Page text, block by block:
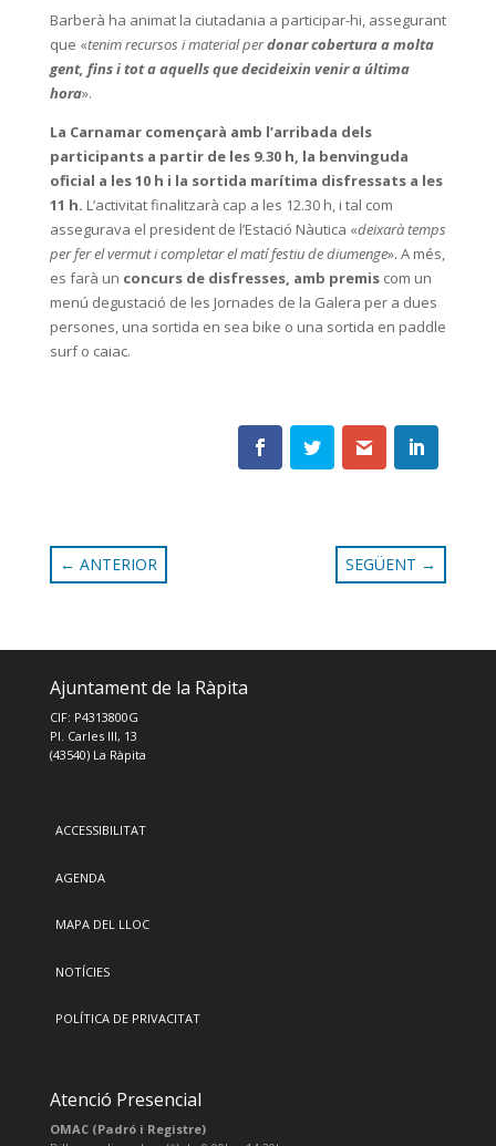
Barberà ha animat la ciutadania a participar-hi, assegurant
que «tenim recursos i material perdonar cobertura a molta
gent, fins i tot a aquells que decideixin venir a última
hora».
La Carnamar començarà amb l’arribada dels
participants a partir de les 9.30 h, la benvinguda
oficial a les 10 h i la sortida marítima disfressats a les
11 h. L’activitat finalitzarà cap a les 12.30 h, i tal com
assegurava el president de l’Estació Nàutica «deixarà temps
per fer el vermut i completar el matí festiu de diumenge». A més,
es farà un concurs de disfresses, amb premis com un
menú degustació de les Jornades de la Galera per a dues
persones, una sortida en sea bike o una sortida en paddle
surf o caiac.
← ANTERIOR SEGÜENT →
Ajuntament de la Ràpita
CIF: P4313800G
Pl. Carles III, 13
(43540) La Ràpita
ACCESSIBILITAT
AGENDA
MAPA DEL LLOC
NOTÍCIES
POLÍTICA DE PRIVACITAT
Atenció Presencial
OMAC (Padró i Registre)